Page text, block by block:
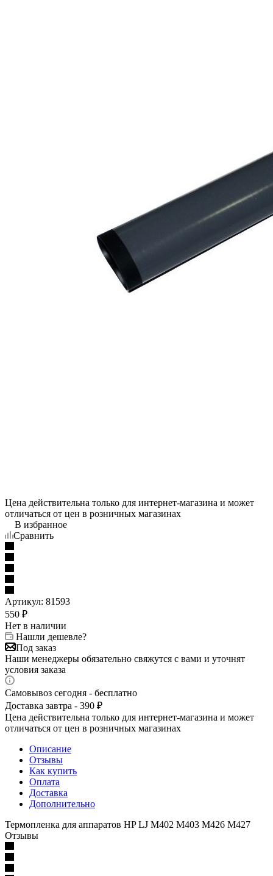
Цена действительна только для интернет-магазина и может
отличаться от цен в розничных магазинах
В избранное
Сравнить
Артикул: 81593
550 ₽
Нет в наличии
Нашли дешевле?
Под заказ
Наши менеджеры обязательно свяжутся с вами и уточнят
условия заказа
Самовывоз сегодня - бесплатно
Доставка завтра - 390 ₽
Цена действительна только для интернет-магазина и может
отличаться от цен в розничных магазинах
Описание
Отзывы
Как купить
Оплата
Доставка
Дополнительно
Термопленка для аппаратов HP LJ M402 M403 M426 M427
Отзывы